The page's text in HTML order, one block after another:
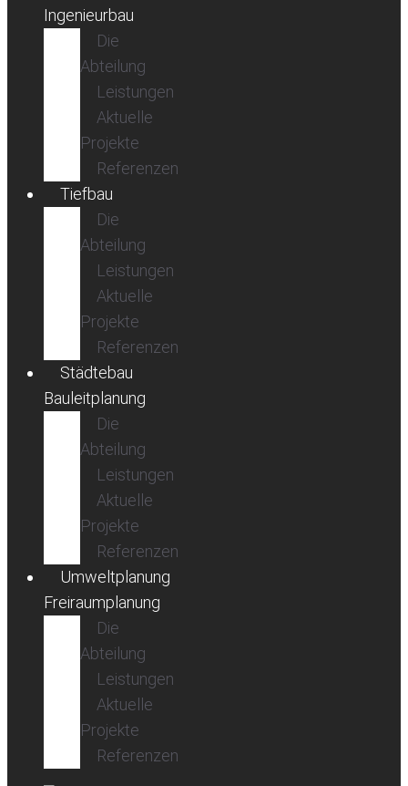
Ingenieurbau
Die
Abteilung
Leistungen
Aktuelle
Projekte
Referenzen
Tiefbau
Die
Abteilung
Leistungen
Aktuelle
Projekte
Referenzen
Städtebau
Bauleitplanung
Die
Abteilung
Leistungen
Aktuelle
Projekte
Referenzen
Umweltplanung
Freiraumplanung
Die
Abteilung
Leistungen
Aktuelle
Projekte
Referenzen